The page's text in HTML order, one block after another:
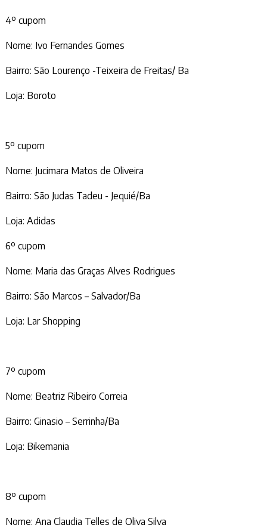
4º cupom
Nome: Ivo Fernandes Gomes
Bairro: São Lourenço -Teixeira de Freitas/ Ba
Loja: Boroto
5º cupom
Nome: Jucimara Matos de Oliveira
Bairro: São Judas Tadeu - Jequié/Ba
Loja: Adidas
6º cupom
Nome: Maria das Graças Alves Rodrigues
Bairro: São Marcos – Salvador/Ba
Loja: Lar Shopping
7º cupom
Nome: Beatriz Ribeiro Correia
Bairro: Ginasio – Serrinha/Ba
Loja: Bikemania
8º cupom
Nome: Ana Claudia Telles de Oliva Silva